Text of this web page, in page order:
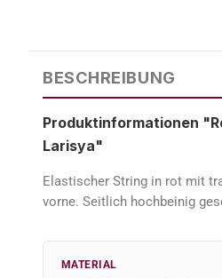
BESCHREIBUNG
Produktinformationen
Larisya"
Elastischer String in rot mit
vorne. Seitlich hochbeinig
MATERIAL